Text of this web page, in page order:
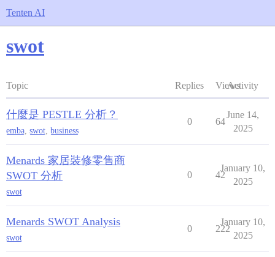
Tenten AI
swot
Topic Replies ViewsActivity
什麼是 PESTLE 分析？
emba, swot, business
0 64
June 14,
2025
Menards 家居裝修零售商
SWOT 分析
swot
0 42
January 10,
2025
Menards SWOT Analysis
swot
0 222
January 10,
2025